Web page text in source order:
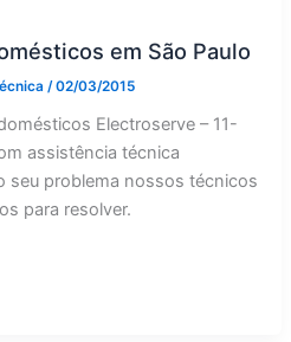
em São Paulo
/02/03/2015
Electroserve – 11-
assistência técnica
seu problema nossos técnicos
para resolver.